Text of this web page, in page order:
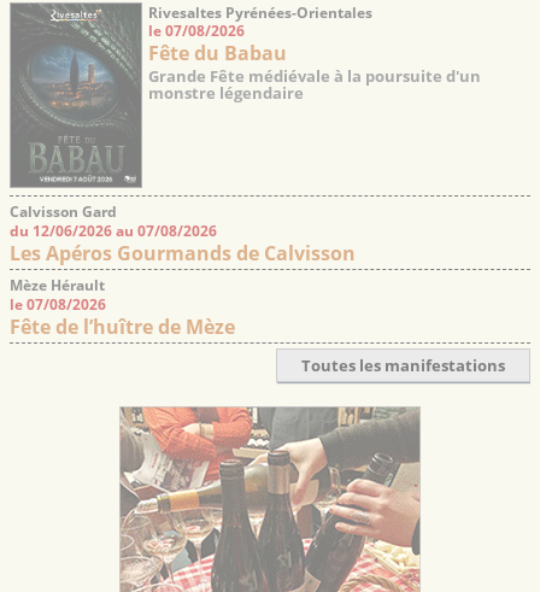
Rivesaltes Pyrénées-Orientales
le 07/08/2026
Fête du Babau
Grande Fête médiévale à la poursuite d'un
monstre légendaire
Calvisson Gard
du 12/06/2026 au 07/08/2026
Les Apéros Gourmands de Calvisson
Mèze Hérault
le 07/08/2026
Fête de l’huître de Mèze
Toutes les manifestations